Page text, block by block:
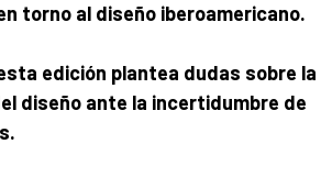
torno al diseño iberoamericano.
edición plantea dudas sobre la
diseño ante la incertidumbre de